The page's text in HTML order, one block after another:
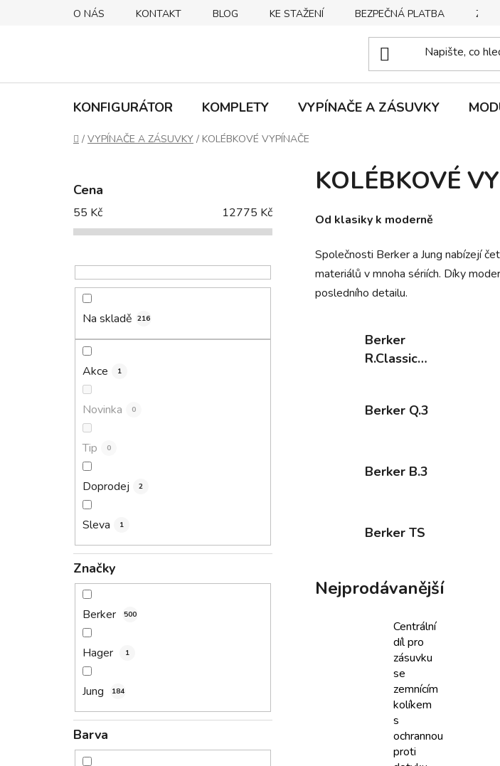
O NÁS KONTAKT BLOG KE STAŽENÍ BEZPEČNÁ PLATBA
KONFIGURÁTOR KOMPLETY VYPÍNAČE A ZÁSUVKY
Domů
/ VYPÍNAČE A ZÁSUVKY / KOLÉBKOVÉ VYPÍNAČE
Cena
55 Kč 12775 Kč
Na skladě 216
Akce 1
Novinka 0
Tip 0
Doprodej 2
Sleva 1
Značky
Berker 500
Hager 1
Jung 184
Barva
KOLÉBKOVÉ
Od klasiky k moderně
Společnosti Berker a Jung nabízejí
materiálů v mnoha sériích. Díky
posledního detailu.
Berker
R.Classic
Berker Q.3
Berker B.3
Berker TS
Nejprodávanější
Centrální
díl pro
zásuvku
se
zemnícím
kolíkem
s
ochrannou
proti